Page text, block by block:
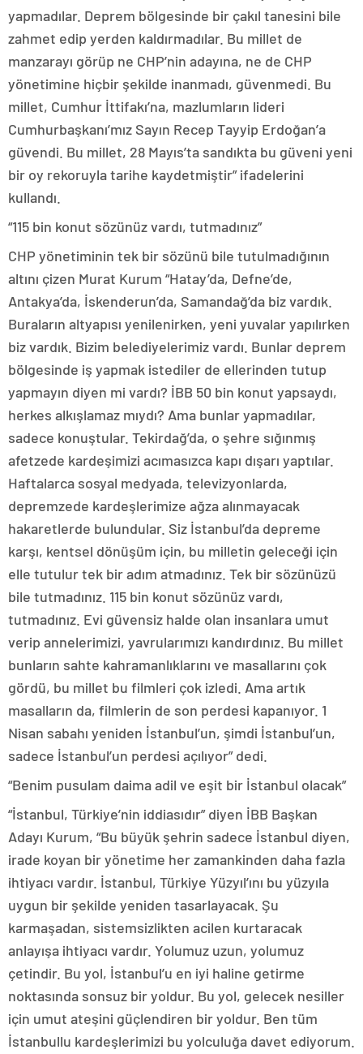
yapmadılar. Deprem bölgesinde bir çakıl tanesini bile
zahmet edip yerden kaldırmadılar. Bu millet de
manzarayı görüp ne CHP’nin adayına, ne de CHP
yönetimine hiçbir şekilde inanmadı, güvenmedi. Bu
millet, Cumhur İttifakı’na, mazlumların lideri
Cumhurbaşkanı’mız Sayın Recep Tayyip Erdoğan’a
güvendi. Bu millet, 28 Mayıs’ta sandıkta bu güveni yeni
bir oy rekoruyla tarihe kaydetmiştir” ifadelerini
kullandı.
“115 bin konut sözünüz vardı, tutmadınız”
CHP yönetiminin tek bir sözünü bile tutulmadığının
altını çizen Murat Kurum “Hatay’da, Defne’de,
Antakya’da, İskenderun’da, Samandağ’da biz vardık.
Buraların altyapısı yenilenirken, yeni yuvalar yapılırken
biz vardık. Bizim belediyelerimiz vardı. Bunlar deprem
bölgesinde iş yapmak istediler de ellerinden tutup
yapmayın diyen mi vardı? İBB 50 bin konut yapsaydı,
herkes alkışlamaz mıydı? Ama bunlar yapmadılar,
sadece konuştular. Tekirdağ’da, o şehre sığınmış
afetzede kardeşimizi acımasızca kapı dışarı yaptılar.
Haftalarca sosyal medyada, televizyonlarda,
depremzede kardeşlerimize ağza alınmayacak
hakaretlerde bulundular. Siz İstanbul’da depreme
karşı, kentsel dönüşüm için, bu milletin geleceği için
elle tutulur tek bir adım atmadınız. Tek bir sözünüzü
bile tutmadınız. 115 bin konut sözünüz vardı,
tutmadınız. Evi güvensiz halde olan insanlara umut
verip annelerimizi, yavrularımızı kandırdınız. Bu millet
bunların sahte kahramanlıklarını ve masallarını çok
gördü, bu millet bu filmleri çok izledi. Ama artık
masalların da, filmlerin de son perdesi kapanıyor. 1
Nisan sabahı yeniden İstanbul’un, şimdi İstanbul’un,
sadece İstanbul’un perdesi açılıyor” dedi.
“Benim pusulam daima adil ve eşit bir İstanbul olacak”
“İstanbul, Türkiye’nin iddiasıdır” diyen İBB Başkan
Adayı Kurum, “Bu büyük şehrin sadece İstanbul diyen,
irade koyan bir yönetime her zamankinden daha fazla
ihtiyacı vardır. İstanbul, Türkiye Yüzyıl’ını bu yüzyıla
uygun bir şekilde yeniden tasarlayacak. Şu
karmaşadan, sistemsizlikten acilen kurtaracak
anlayışa ihtiyacı vardır. Yolumuz uzun, yolumuz
çetindir. Bu yol, İstanbul’u en iyi haline getirme
noktasında sonsuz bir yoldur. Bu yol, gelecek nesiller
için umut ateşini güçlendiren bir yoldur. Ben tüm
İstanbullu kardeşlerimizi bu yolculuğa davet ediyorum.